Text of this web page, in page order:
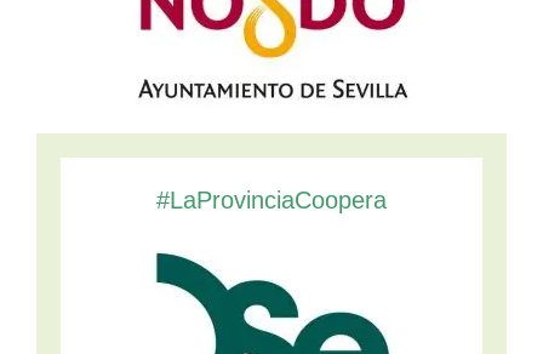
#LaProvinciaCoopera